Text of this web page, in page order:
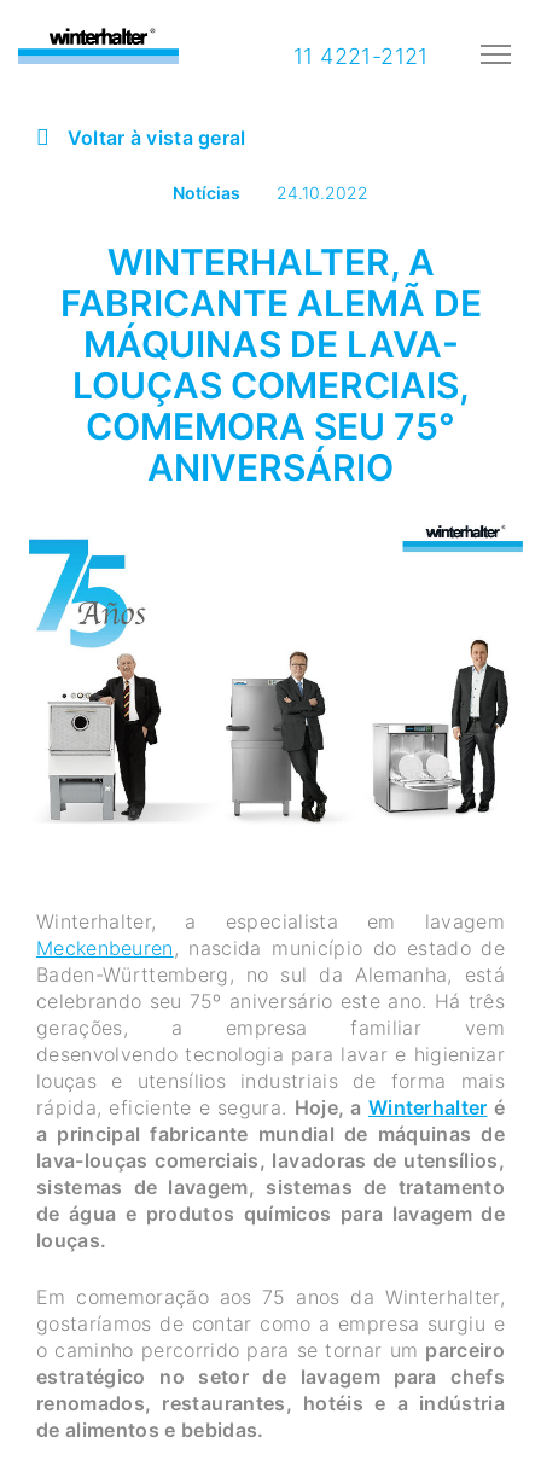
11 4221-2121
Voltar à vista geral
Notícias 24.10.2022
WINTERHALTER, A
FABRICANTE ALEMÃ DE
MÁQUINAS DE LAVA-
LOUÇAS COMERCIAIS,
COMEMORA SEU 75°
ANIVERSÁRIO
Winterhalter, a especialista em lavagem
Meckenbeuren, nascida município do estado de
Baden-Württemberg, no sul da Alemanha, está
celebrando seu 75º aniversário este ano. Há três
gerações, a empresa familiar vem
desenvolvendo tecnologia para lavar e higienizar
louças e utensílios industriais de forma mais
rápida, eficiente e segura. Hoje, a Winterhalter é
a principal fabricante mundial de máquinas de
lava-louças comerciais, lavadoras de utensílios,
sistemas de lavagem, sistemas de tratamento
de água e produtos químicos para lavagem de
louças.
Em comemoração aos 75 anos da Winterhalter,
gostaríamos de contar como a empresa surgiu e
o caminho percorrido para se tornar um parceiro
estratégico no setor de lavagem para chefs
renomados, restaurantes, hotéis e a indústria
de alimentos e bebidas.